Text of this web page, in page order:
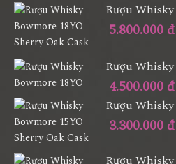
Rượu Whisky
5.800.000 đ
Rượu
4.500.000 đ
Rượu Whisky
3.300.000 đ
Rượu